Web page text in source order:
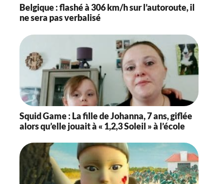
Belgique : flashé à 306 km/h sur l’autoroute, il
ne sera pas verbalisé
Squid Game : La fille de Johanna, 7 ans, giflée
alors qu’elle jouait à « 1,2,3 Soleil » à l’école